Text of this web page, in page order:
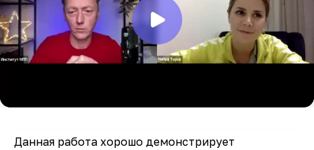
Данная работа хорошо демонстрирует